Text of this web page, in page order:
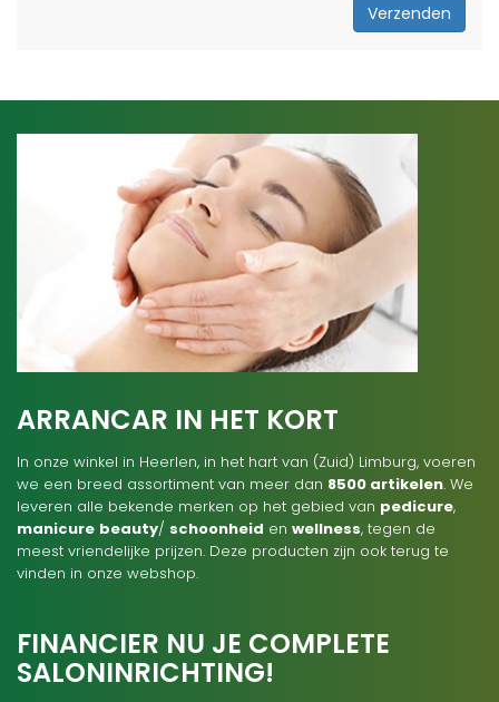
Verzenden
ARRANCAR IN HET KORT
In onze winkel in Heerlen, in het hart van (Zuid) Limburg, voeren
we een breed assortiment van meer dan 8500 artikelen. We
leveren alle bekende merken op het gebied van pedicure,
manicure beauty/ schoonheid en wellness, tegen de
meest vriendelijke prijzen. Deze producten zijn ook terug te
vinden in onze webshop.
FINANCIER NU JE COMPLETE
SALONINRICHTING!